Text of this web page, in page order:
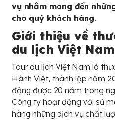
vụ nhằm mang đến
cho quý khách hàng.
Giới thiệu về
du lịch Việt Nam
Tour du lịch Việt Nam là
Hành Việt, thành lập năm
động được 20 năm trong
Công ty hoạt động với sứ
hàng những dịch vụ chất